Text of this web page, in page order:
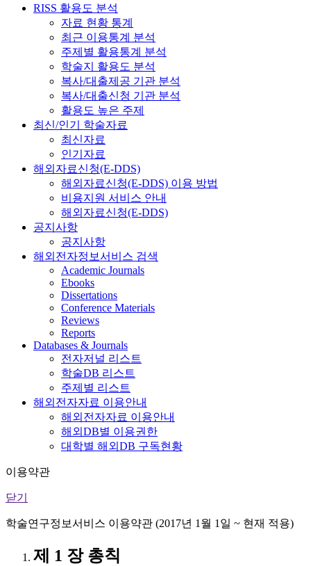
RISS 활용도 분석
자료 현황 통계
최근 이용통계 분석
주제별 활용통계 분석
학술지 활용도 분석
복사/대출제공 기관 분석
복사/대출신청 기관 분석
활용도 높은 주제
최신/인기 학술자료
최신자료
인기자료
해외자료신청(E-DDS)
해외자료신청(E-DDS) 이용 방법
비용지원 서비스 안내
해외자료신청(E-DDS)
공지사항
공지사항
해외전자정보서비스 검색
Academic Journals
Ebooks
Dissertations
Conference Materials
Reviews
Reports
Databases & Journals
전자저널 리스트
학술DB 리스트
주제별 리스트
해외전자자료 이용안내
해외전자자료 이용안내
해외DB별 이용권한
대학별 해외DB 구독현황
이용약관
닫기
학술연구정보서비스 이용약관 (2017년 1월 1일 ~ 현재 적용)
제 1 장 총칙